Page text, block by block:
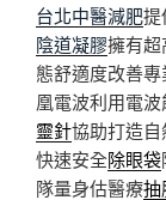
台北中醫減肥提
陰道凝膠擁有
態舒適度改善
凰電波利用電
靈針協助打造
快速安全除眼袋
隊量身估醫療抽